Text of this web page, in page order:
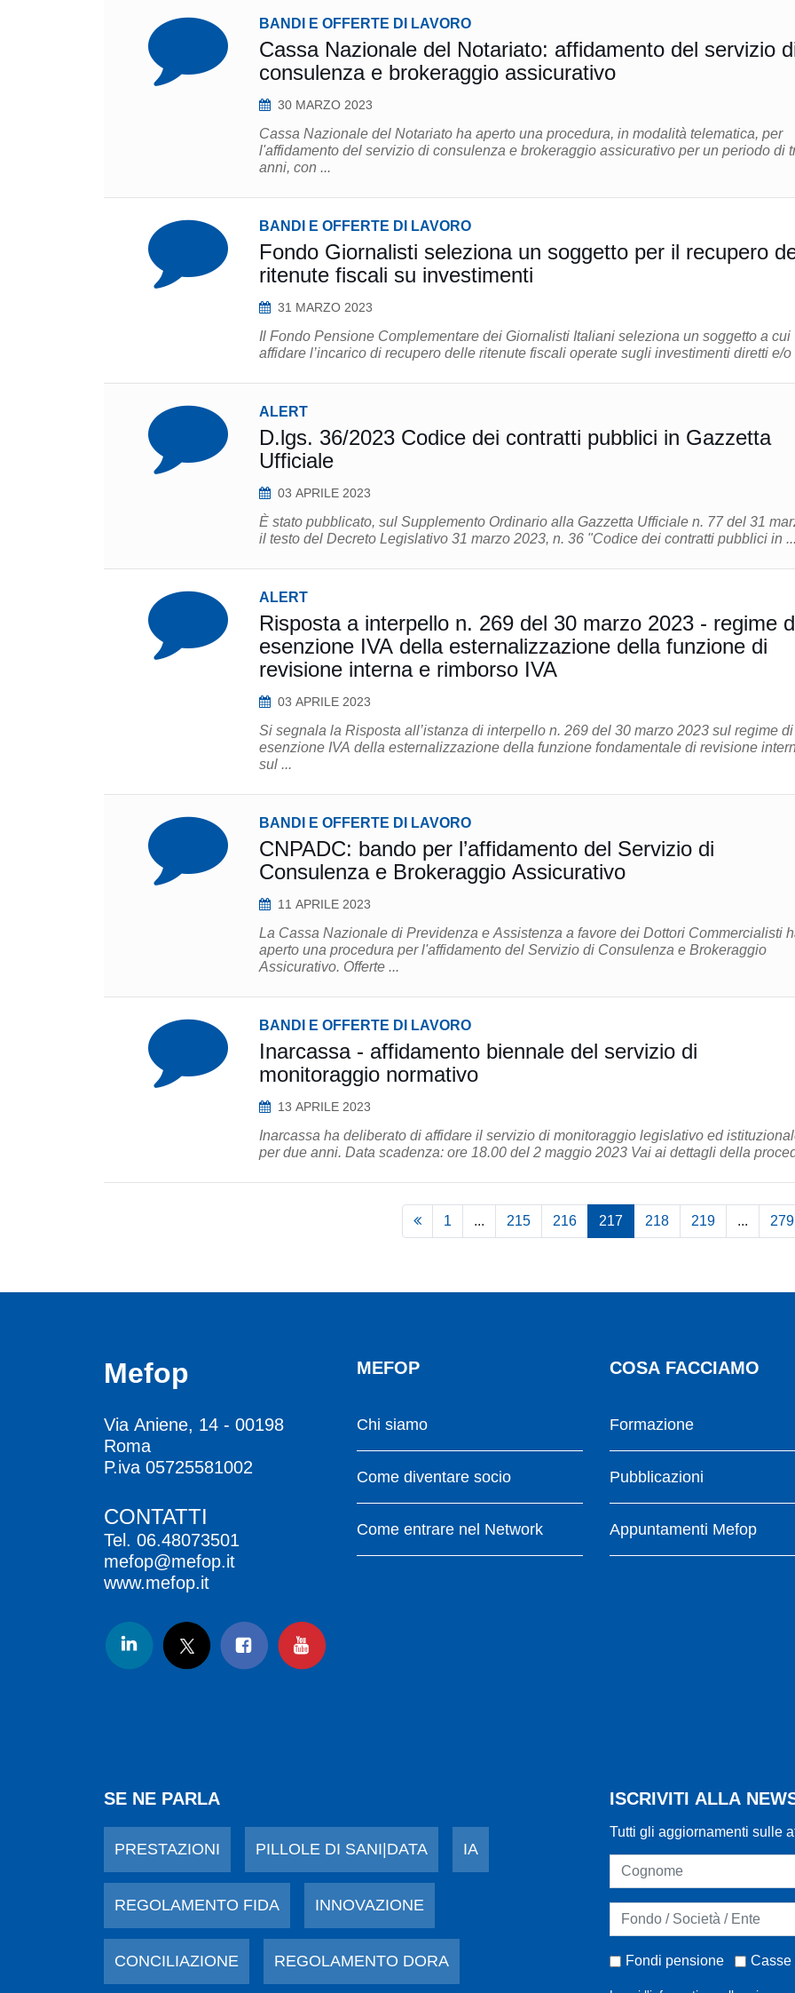
BANDI E OFFERTE DI LAVORO
Cassa Nazionale del Notariato: affidamento del servizio
consulenza e brokeraggio assicurativo
30 MARZO 2023
Cassa Nazionale del Notariato ha aperto una procedura, in modalità telematica, per
l'affidamento del servizio di consulenza e brokeraggio assicurativo per un periodo di
anni, con ...
BANDI E OFFERTE DI LAVORO
Fondo Giornalisti seleziona un soggetto per il recupero
ritenute fiscali su investimenti
31 MARZO 2023
Il Fondo Pensione Complementare dei Giornalisti Italiani seleziona un soggetto a cui
affidare l’incarico di recupero delle ritenute fiscali operate sugli investimenti diretti e/o
ALERT
D.lgs. 36/2023 Codice dei contratti pubblici in Gazzetta
Ufficiale
03 APRILE 2023
È stato pubblicato, sul Supplemento Ordinario alla Gazzetta Ufficiale n. 77 del 31
il testo del Decreto Legislativo 31 marzo 2023, n. 36 "Codice dei contratti pubblici in ...
ALERT
Risposta a interpello n. 269 del 30 marzo 2023 - regime
esenzione IVA della esternalizzazione della funzione di
revisione interna e rimborso IVA
03 APRILE 2023
Si segnala la Risposta all’istanza di interpello n. 269 del 30 marzo 2023 sul regime di
esenzione IVA della esternalizzazione della funzione fondamentale di revisione
sul ...
BANDI E OFFERTE DI LAVORO
CNPADC: bando per l’affidamento del Servizio di
Consulenza e Brokeraggio Assicurativo
11 APRILE 2023
La Cassa Nazionale di Previdenza e Assistenza a favore dei Dottori Commercialisti
aperto una procedura per l'affidamento del Servizio di Consulenza e Brokeraggio
Assicurativo. Offerte ...
BANDI E OFFERTE DI LAVORO
Inarcassa - affidamento biennale del servizio di
monitoraggio normativo
13 APRILE 2023
Inarcassa ha deliberato di affidare il servizio di monitoraggio legislativo ed
per due anni. Data scadenza: ore 18.00 del 2 maggio 2023 Vai ai dettagli
1 ... 215 216 217 218 219 ... 279
Mefop
Via Aniene, 14 - 00198
Roma
P.iva 05725581002
CONTATTI
Tel. 06.48073501
mefop@mefop.it
www.mefop.it
MEFOP
Chi siamo
Come diventare socio
Come entrare nel Network
COSA FACCIAMO
Formazione
Pubblicazioni
Appuntamenti Mefop
SE NE PARLA
PRESTAZIONI PILLOLE DI SANI|DATA IA
REGOLAMENTO FIDA INNOVAZIONE
CONCILIAZIONE REGOLAMENTO DORA
ISCRIVITI ALLA
Tutti gli aggiornamenti sulle
Fondi pensione Casse